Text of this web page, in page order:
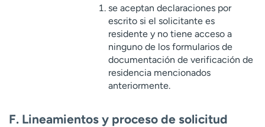
se aceptan declaraciones por
escrito si el solicitante es
residente y no tiene acceso a
ninguno de los formularios de
documentación de verificación de
residencia mencionados
anteriormente.
F. Lineamientos y proceso de solicitud